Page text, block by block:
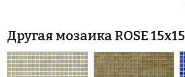
Другая мозаика ROSE 15x15